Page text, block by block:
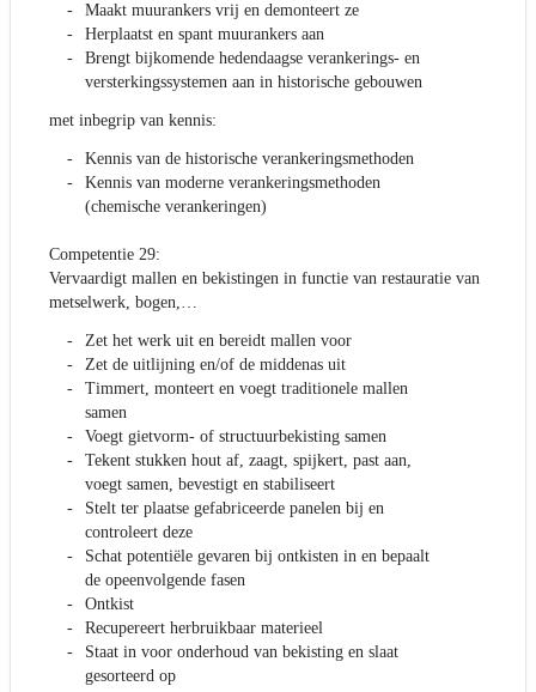
Maakt muurankers vrij en demonteert ze
Herplaatst en spant muurankers aan
Brengt bijkomende hedendaagse verankerings- en
versterkingssystemen aan in historische gebouwen
met inbegrip van kennis:
Kennis van de historische verankeringsmethoden
Kennis van moderne verankeringsmethoden
(chemische verankeringen)
Competentie 29:
Vervaardigt mallen en bekistingen in functie van restauratie van
metselwerk, bogen,…
Zet het werk uit en bereidt mallen voor
Zet de uitlijning en/of de middenas uit
Timmert, monteert en voegt traditionele mallen
samen
Voegt gietvorm- of structuurbekisting samen
Tekent stukken hout af, zaagt, spijkert, past aan,
voegt samen, bevestigt en stabiliseert
Stelt ter plaatse gefabriceerde panelen bij en
controleert deze
Schat potentiële gevaren bij ontkisten in en bepaalt
de opeenvolgende fasen
Ontkist
Recupereert herbruikbaar materieel
Staat in voor onderhoud van bekisting en slaat
gesorteerd op